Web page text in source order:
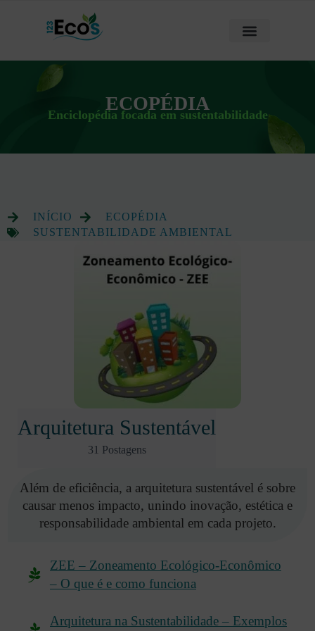
ECOPÉDIA
Enciclopédia focada em sustentabilidade
INÍCIO
ECOPÉDIA
SUSTENTABILIDADE AMBIENTAL
Arquitetura Sustentável
31 Postagens
Além de eficiência, a arquitetura sustentável é sobre
causar menos impacto, unindo inovação, estética e
responsabilidade ambiental em cada projeto.
ZEE – Zoneamento Ecológico-Econômico
– O que é e como funciona
Arquitetura na Sustentabilidade – Exemplos